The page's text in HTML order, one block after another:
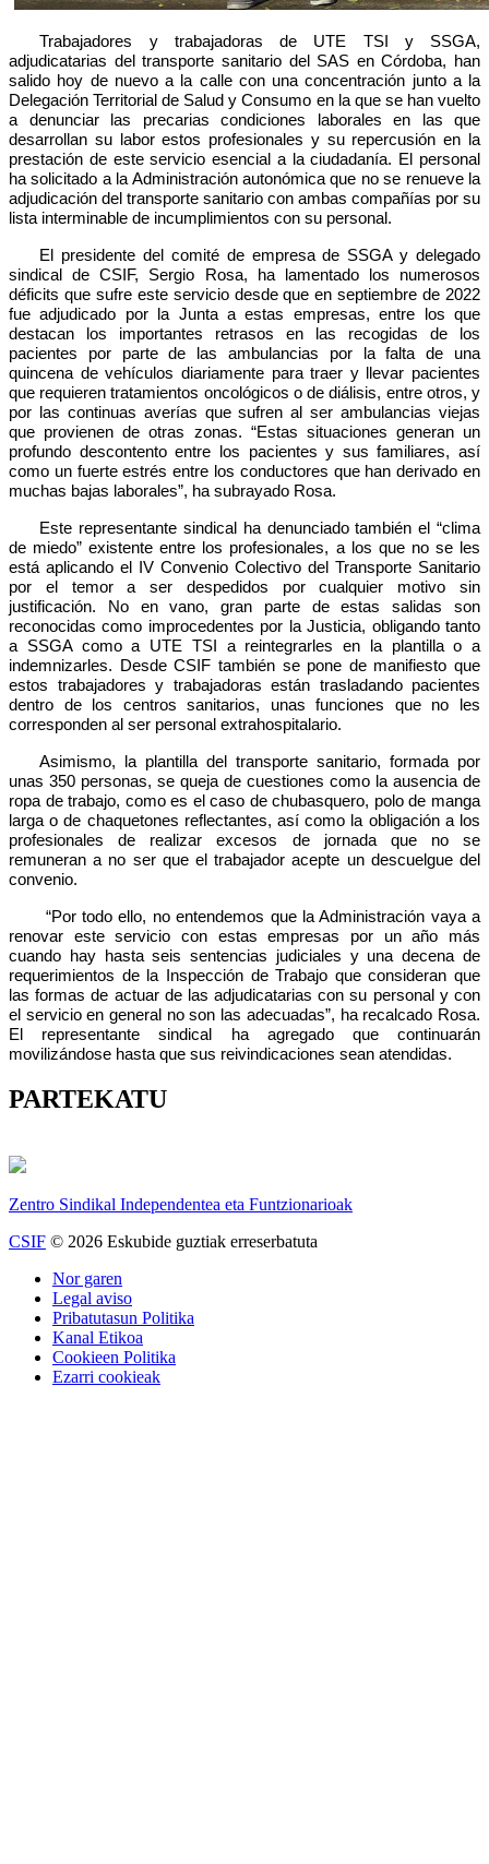
Trabajadores y trabajadoras de UTE TSI y SSGA,
adjudicatarias del transporte sanitario del SAS en Córdoba, han
salido hoy de nuevo a la calle con una concentración junto a la
Delegación Territorial de Salud y Consumo en la que se han vuelto
a denunciar las precarias condiciones laborales en las que
desarrollan su labor estos profesionales y su repercusión en la
prestación de este servicio esencial a la ciudadanía. El personal
ha solicitado a la Administración autonómica que no se renueve la
adjudicación del transporte sanitario con ambas compañías por su
lista interminable de incumplimientos con su personal.
El presidente del comité de empresa de SSGA y delegado
sindical de CSIF, Sergio Rosa, ha lamentado los numerosos
déficits que sufre este servicio desde que en septiembre de 2022
fue adjudicado por la Junta a estas empresas, entre los que
destacan los importantes retrasos en las recogidas de los
pacientes por parte de las ambulancias por la falta de una
quincena de vehículos diariamente para traer y llevar pacientes
que requieren tratamientos oncológicos o de diálisis, entre otros, y
por las continuas averías que sufren al ser ambulancias viejas
que provienen de otras zonas. “Estas situaciones generan un
profundo descontento entre los pacientes y sus familiares, así
como un fuerte estrés entre los conductores que han derivado en
muchas bajas laborales”, ha subrayado Rosa.
Este representante sindical ha denunciado también el “clima
de miedo” existente entre los profesionales, a los que no se les
está aplicando el IV Convenio Colectivo del Transporte Sanitario
por el temor a ser despedidos por cualquier motivo sin
justificación. No en vano, gran parte de estas salidas son
reconocidas como improcedentes por la Justicia, obligando tanto
a SSGA como a UTE TSI a reintegrarles en la plantilla o a
indemnizarles. Desde CSIF también se pone de manifiesto que
estos trabajadores y trabajadoras están trasladando pacientes
dentro de los centros sanitarios, unas funciones que no les
corresponden al ser personal extrahospitalario.
Asimismo, la plantilla del transporte sanitario, formada por
unas 350 personas, se queja de cuestiones como la ausencia de
ropa de trabajo, como es el caso de chubasquero, polo de manga
larga o de chaquetones reflectantes, así como la obligación a los
profesionales de realizar excesos de jornada que no se
remuneran a no ser que el trabajador acepte un descuelgue del
convenio.
“Por todo ello, no entendemos que la Administración vaya a
renovar este servicio con estas empresas por un año más
cuando hay hasta seis sentencias judiciales y una decena de
requerimientos de la Inspección de Trabajo que consideran que
las formas de actuar de las adjudicatarias con su personal y con
el servicio en general no son las adecuadas”, ha recalcado Rosa.
El representante sindical ha agregado que continuarán
movilizándose hasta que sus reivindicaciones sean atendidas.
PARTEKATU
Zentro Sindikal Independentea eta Funtzionarioak
CSIF © 2026 Eskubide guztiak erreserbatuta
Nor garen
Legal aviso
Pribatutasun Politika
Kanal Etikoa
Cookieen Politika
Ezarri cookieak